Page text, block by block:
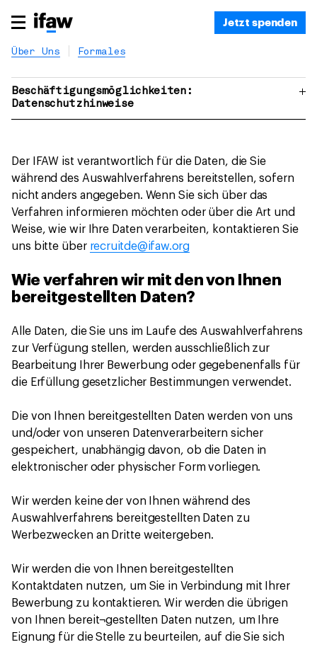
Jetzt spenden
Über Uns Formales
Beschäftigungsmöglichkeiten:
Datenschutzhinweise
Der IFAW ist verantwortlich für die Daten, die Sie
während des Auswahlverfahrens bereitstellen, sofern
nicht anders angegeben. Wenn Sie sich über das
Verfahren informieren möchten oder über die Art und
Weise, wie wir Ihre Daten verarbeiten, kontaktieren Sie
uns bitte über recruitde@ifaw.org
Wie verfahren wir mit den von Ihnen
bereitgestellten Daten?
Alle Daten, die Sie uns im Laufe des Auswahlverfahrens
zur Verfügung stellen, werden ausschließlich zur
Bearbeitung Ihrer Bewerbung oder gegebenenfalls für
die Erfüllung gesetzlicher Bestimmungen verwendet.
Die von Ihnen bereitgestellten Daten werden von uns
und/oder von unseren Datenverarbeitern sicher
gespeichert, unabhängig davon, ob die Daten in
elektronischer oder physischer Form vorliegen.
Wir werden keine der von Ihnen während des
Auswahlverfahrens bereitgestellten Daten zu
Werbezwecken an Dritte weitergeben.
Wir werden die von Ihnen bereitgestellten
Kontaktdaten nutzen, um Sie in Verbindung mit Ihrer
Bewerbung zu kontaktieren. Wir werden die übrigen
von Ihnen bereit¬gestellten Daten nutzen, um Ihre
Eignung für die Stelle zu beurteilen, auf die Sie sich